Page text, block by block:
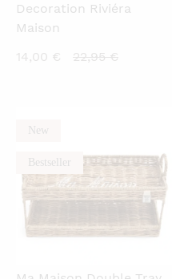
Decoration Riviéra
Maison
14,00 €
Current
22,95€Original
New
Bestseller